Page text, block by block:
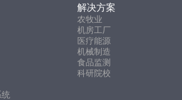
解决方案
农牧业
机房工厂
医疗能源
机械制造
食品监测
科研院校